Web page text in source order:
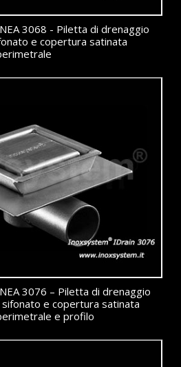
3068 - Piletta di drenaggio
e copertura satinata
3076 – Piletta di drenaggio
e copertura satinata
e profilo